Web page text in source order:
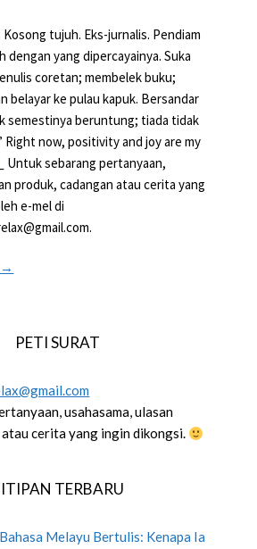
tujuh. Eks-jurnalis. Pendiam
yang dipercayainya. Suka
coretan; membelek buku;
belayar ke pulau kapuk. Bersandar
semestinya beruntung; tiada tidak
Right now, positivity and joy are my
_ Untuk sebarang pertanyaan,
produk, cadangan atau cerita yang
e-mel di
→
PETI SURAT
usahasama, ulasan
cerita yang ingin dikongsi.
TERBARU
Melayu Bertulis: Kenapa Ia